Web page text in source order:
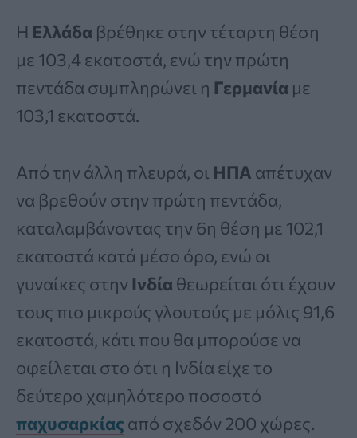
Η Ελλάδα βρέθηκε στην τέταρτη θέση
με 103,4 εκατοστά, ενώ την πρώτη
πεντάδα συμπληρώνει η Γερμανία με
103,1 εκατοστά.
Από την άλλη πλευρά, οι ΗΠΑ απέτυχαν
να βρεθούν στην πρώτη πεντάδα,
καταλαμβάνοντας την 6η θέση με 102,1
εκατοστά κατά μέσο όρο, ενώ οι
γυναίκες στην Ινδία θεωρείται ότι έχουν
τους πιο μικρούς γλουτούς με μόλις 91,6
εκατοστά, κάτι που θα μπορούσε να
οφείλεται στο ότι η Ινδία είχε το
δεύτερο χαμηλότερο ποσοστό
παχυσαρκίας από σχεδόν 200 χώρες.